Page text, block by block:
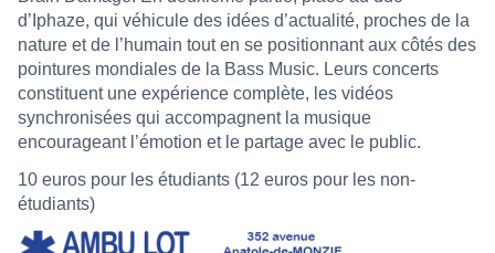
d’Iphaze, qui véhicule des idées d’actualité, proches de la
nature et de l’humain tout en se positionnant aux côtés des
pointures mondiales de la Bass Music. Leurs concerts
constituent une expérience complète, les vidéos
synchronisées qui accompagnent la musique
encourageant l’émotion et le partage avec le public.
10 euros pour les étudiants (12 euros pour les non-
étudiants)